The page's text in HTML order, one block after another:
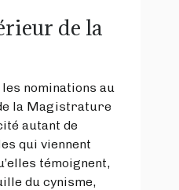
de la
nominations au
la Magistrature
autant de
qui viennent
témoignent,
du cynisme,